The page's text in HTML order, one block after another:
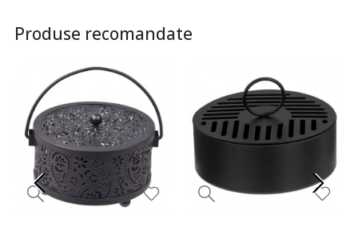
Produse recomandate